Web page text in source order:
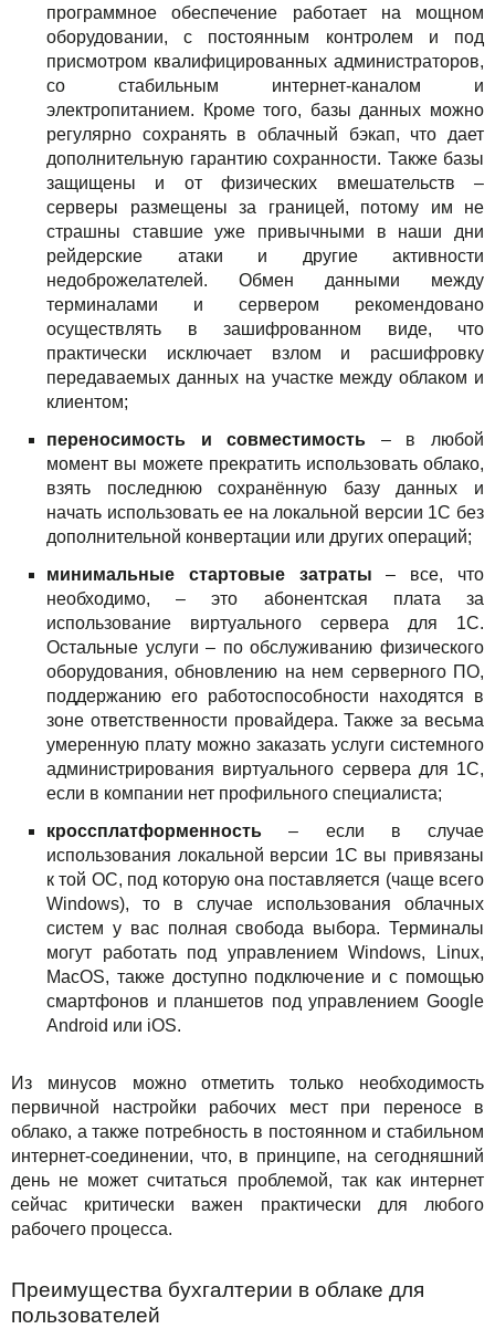
программное обеспечение работает на мощном
оборудовании, с постоянным контролем и под
присмотром квалифицированных администраторов,
со стабильным интернет-каналом и
электропитанием. Кроме того, базы данных можно
регулярно сохранять в облачный бэкап, что дает
дополнительную гарантию сохранности. Также базы
защищены и от физических вмешательств –
серверы размещены за границей, потому им не
страшны ставшие уже привычными в наши дни
рейдерские атаки и другие активности
недоброжелателей. Обмен данными между
терминалами и сервером рекомендовано
осуществлять в зашифрованном виде, что
практически исключает взлом и расшифровку
передаваемых данных на участке между облаком и
клиентом;
переносимость и совместимость – в любой
момент вы можете прекратить использовать облако,
взять последнюю сохранённую базу данных и
начать использовать ее на локальной версии 1С без
дополнительной конвертации или других операций;
минимальные стартовые затраты – все, что
необходимо, – это абонентская плата за
использование виртуального сервера для 1С.
Остальные услуги – по обслуживанию физического
оборудования, обновлению на нем серверного ПО,
поддержанию его работоспособности находятся в
зоне ответственности провайдера. Также за весьма
умеренную плату можно заказать услуги системного
администрирования виртуального сервера для 1С,
если в компании нет профильного специалиста;
кроссплатформенность – если в случае
использования локальной версии 1С вы привязаны
к той ОС, под которую она поставляется (чаще всего
Windows), то в случае использования облачных
систем у вас полная свобода выбора. Терминалы
могут работать под управлением Windows, Linux,
MacOS, также доступно подключение и с помощью
смартфонов и планшетов под управлением Google
Android или iOS.
Из минусов можно отметить только необходимость
первичной настройки рабочих мест при переносе в
облако, а также потребность в постоянном и стабильном
интернет-соединении, что, в принципе, на сегодняшний
день не может считаться проблемой, так как интернет
сейчас критически важен практически для любого
рабочего процесса.
Преимущества бухгалтерии в облаке для
пользователей